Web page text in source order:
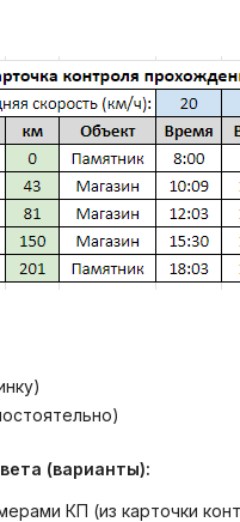
(варианты):
КП (из карточки